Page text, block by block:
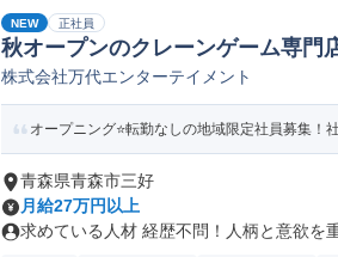
NEW 正社員
秋オープンのクレーンゲーム専門
株式会社万代エンターテイメント
オープニング⭐転勤なしの地域限定社員募集！
青森県青森市三好
月給27万円以上
求めている人材 経歴不問！人柄と意欲